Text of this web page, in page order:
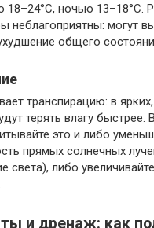
18–24°C, ночью 13–18°C.
неблагоприятны: могут
общего
транспирацию: в
терять влагу быстрее.
это и либо
прямых солнечных
света), либо
и дренаж: как